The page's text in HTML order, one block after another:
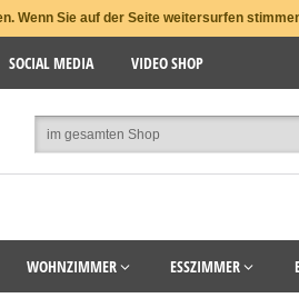
Wenn Sie auf der Seite weitersurfen
SOCIAL MEDIA VIDEO SHOP
WOHNZIMMER ESSZIMMER